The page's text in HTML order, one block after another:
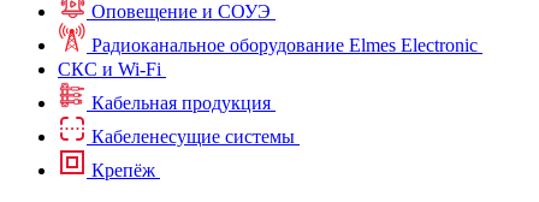
Оповещение и СОУЭ
Радиоканальное оборудование Elmes Electronic
СКС и Wi-Fi
Кабельная продукция
Кабеленесущие системы
Крепёж